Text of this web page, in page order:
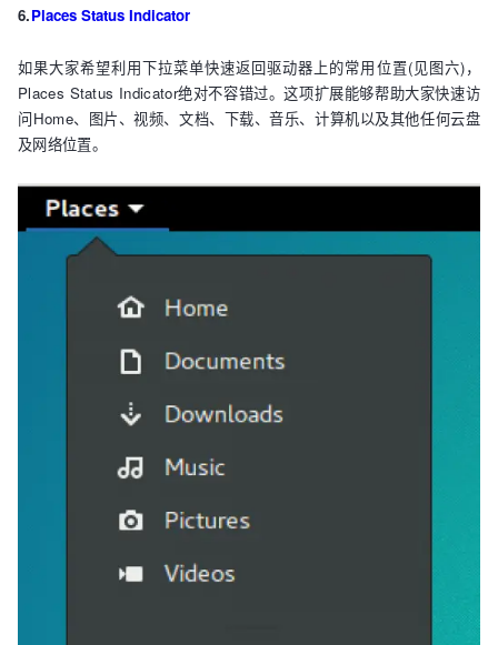
6.Places Status Indicator
如果大家希望利用下拉菜单快速返回驱动器上的常用位置(见图六)，
Places Status Indicator绝对不容错过。这项扩展能够帮助大家快速访
问Home、图片、视频、文档、下载、音乐、计算机以及其他任何云盘
及网络位置。